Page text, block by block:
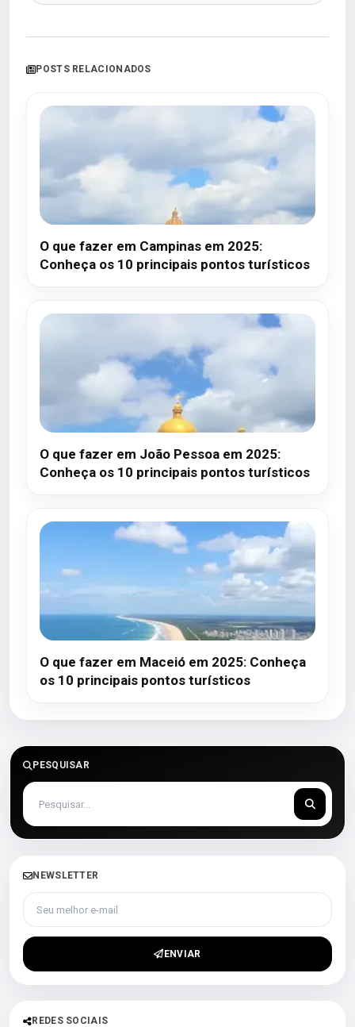
POSTS RELACIONADOS
O que fazer em Campinas em 2025:
Conheça os 10 principais pontos turísticos
O que fazer em João Pessoa em 2025:
Conheça os 10 principais pontos turísticos
O que fazer em Maceió em 2025: Conheça
os 10 principais pontos turísticos
PESQUISAR
NEWSLETTER
Seu melhor e-mail
ENVIAR
REDES SOCIAIS